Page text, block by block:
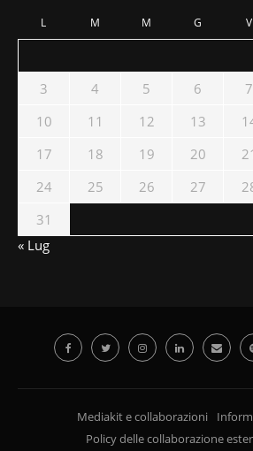
L M M G V
3
4 5 6 7
10
11 12 13
17
18 19 20 21
24
25 26 27
31
« Lug
Mediakit e collaborazioni
Policy delle collaborazione